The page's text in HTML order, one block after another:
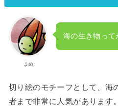
まめ
海の生き物って
切り絵のモチーフとして、海
者まで非常に人気があります。